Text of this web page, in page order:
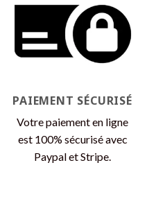
PAIEMENT SÉCURISÉ
Votre paiement en ligne
est 100% sécurisé avec
Paypal et Stripe.